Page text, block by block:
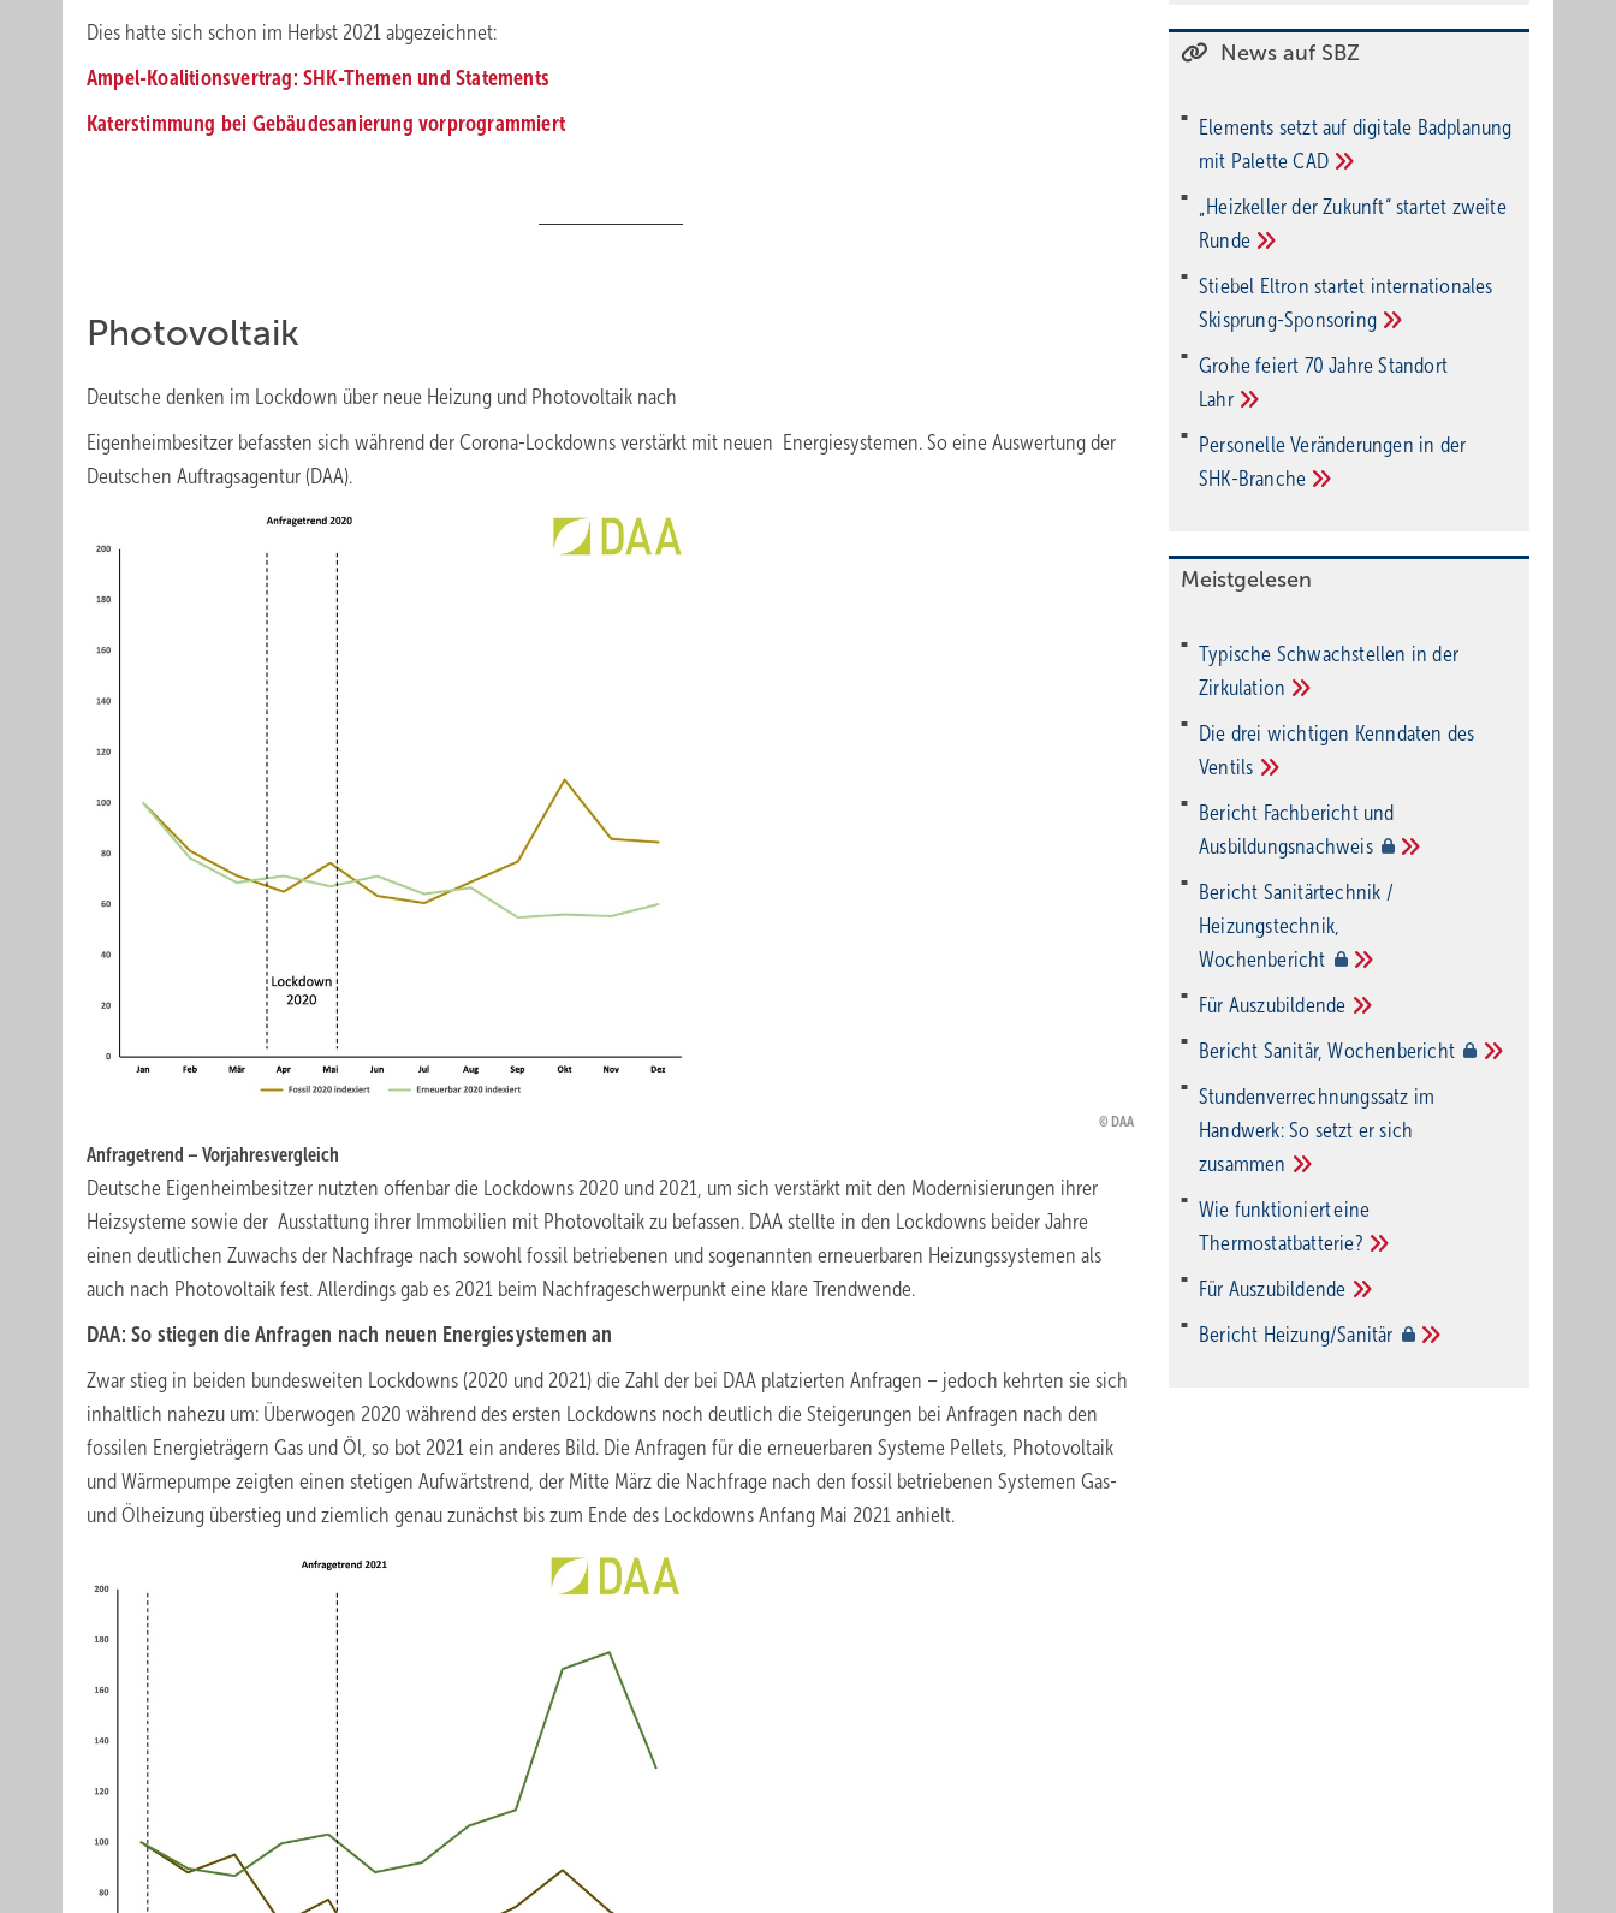
Dies hatte sich schon im Herbst 2021 abgezeichnet:
Ampel-Koalitionsvertrag: SHK-Themen und Statements
Katerstimmung bei Gebäudesanierung vorprogrammiert
Photovoltaik
Deutsche denken im Lockdown über neue Heizung und Photovoltaik nach
Eigenheimbesitzer befassten sich während der Corona-Lockdowns verstärkt mit neuen Energiesystemen. So eine Auswertung der
Deutschen Auftragsagentur (DAA).
DAA
Anfragetrend – Vorjahresvergleich
Deutsche Eigenheimbesitzer nutzten offenbar die Lockdowns 2020 und 2021, um sich verstärkt mit den Modernisierungen ihrer
Heizsysteme sowie der Ausstattung ihrer Immobilien mit Photovoltaik zu befassen. DAA stellte in den Lockdowns beider Jahre
einen deutlichen Zuwachs der Nachfrage nach sowohl fossil betriebenen und sogenannten erneuerbaren Heizungssystemen als
auch nach Photovoltaik fest. Allerdings gab es 2021 beim Nachfrageschwerpunkt eine klare Trendwende.
DAA: So stiegen die Anfragen nach neuen Energiesystemen an
Zwar stieg in beiden bundesweiten Lockdowns (2020 und 2021) die Zahl der bei DAA platzierten Anfragen – jedoch kehrten sie sich
inhaltlich nahezu um: Überwogen 2020 während des ersten Lockdowns noch deutlich die Steigerungen bei Anfragen nach den
fossilen Energieträgern Gas und Öl, so bot 2021 ein anderes Bild. Die Anfragen für die erneuerbaren Systeme Pellets, Photovoltaik
und Wärmepumpe zeigten einen stetigen Aufwärtstrend, der Mitte März die Nachfrage nach den fossil betriebenen Systemen Gas-
und Ölheizung überstieg und ziemlich genau zunächst bis zum Ende des Lockdowns Anfang Mai 2021 anhielt.
News auf SBZ
Elements setzt auf di­gi­ta­le Bad­pla­nung
mit PaletteCAD
„Heizkeller der Zu­kunft“ star­tet zwei­te
Run­de
Stiebel Eltron startet internatio­nales
Ski­sprung-Spon­soring
Grohe feiert 70 Jahre Standort
Lahr
Personelle Veränderungen in der
SHK-Branche
Meistgelesen
Typische Schwachstellen in der
Zirkulation
Die drei wichtigen Kenndaten des
Ventils
Bericht Fachbericht und
Ausbildungsnachweis
Bericht Sanitärtechnik /
Heizungstechnik,
Wochenbericht
Für Auszubildende
Bericht Sanitär,Wochenbericht
Stundenverrechnungssatz im
Handwerk: So setzt er sich
zusammen
Wie funktioniert eine
Thermostatbatterie?
Für Auszubildende
Bericht Heizung/Sanitär